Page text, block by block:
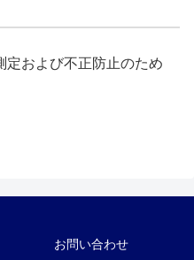
および不正防止のため
お問い合わせ